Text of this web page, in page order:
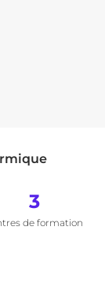
3
de formation